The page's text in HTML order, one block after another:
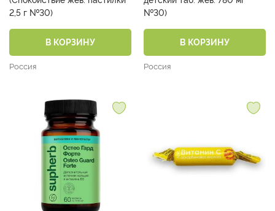
2,5 г №30)
В КОРЗИНУ
Россия
№30)
В КОРЗИНУ
Россия